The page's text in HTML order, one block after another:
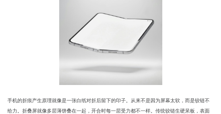
手机的折痕产生原理就像是一张白纸对折后留下的印子。从来不是因为屏幕太软，而是铰链不
给力。折叠屏就像多层薄饼叠在一起，开合时每一层受力都不一样。传统铰链生硬呆板，表面